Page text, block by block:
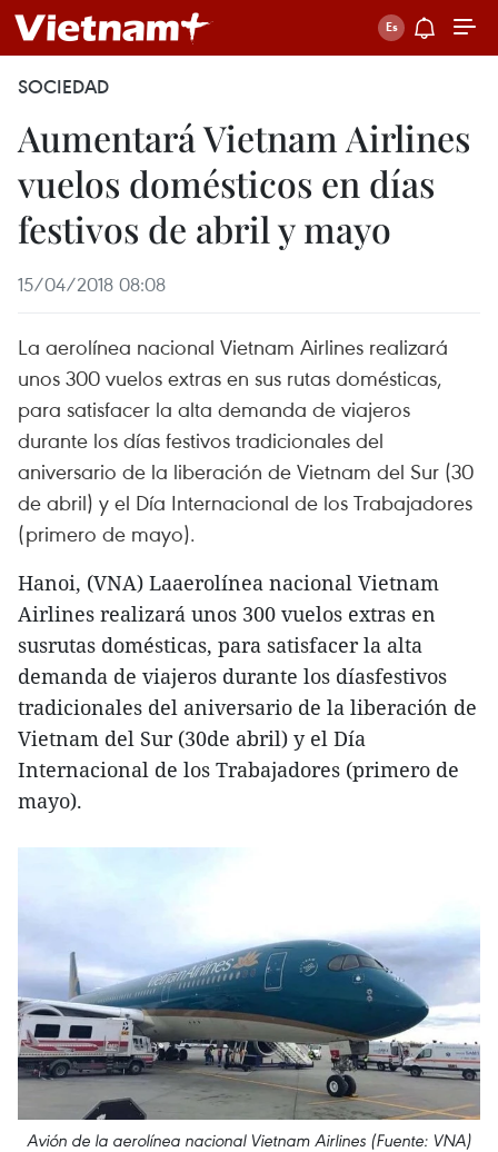
SOCIEDAD
Aumentará Vietnam Airlines
vuelos domésticos en días
festivos de abril y mayo
15/04/2018 08:08
La aerolínea nacional Vietnam Airlines realizará
unos 300 vuelos extras en sus rutas domésticas,
para satisfacer la alta demanda de viajeros
durante los días festivos tradicionales del
aniversario de la liberación de Vietnam del Sur (30
de abril) y el Día Internacional de los Trabajadores
(primero de mayo).
Hanoi, (VNA) Laaerolínea nacional Vietnam
Airlines realizará unos 300 vuelos extras en
susrutas domésticas, para satisfacer la alta
demanda de viajeros durante los díasfestivos
tradicionales del aniversario de la liberación de
Vietnam del Sur (30de abril) y el Día
Internacional de los Trabajadores (primero de
mayo).
Avión de la aerolínea nacional Vietnam Airlines (Fuente: VNA)